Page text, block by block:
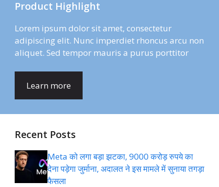
Product Highlight
Lorem ipsum dolor sit amet, consectetur
adipiscing elit. Nunc imperdiet rhoncus arcu non
aliquet. Sed tempor mauris a purus porttitor
Learn more
Recent Posts
Meta को लगा बड़ा झटका, 9000 करोड़ रुपये का
देना पड़ेगा जुर्माना, अदालत ने इस मामले में सुनाया तगड़ा
फैसला